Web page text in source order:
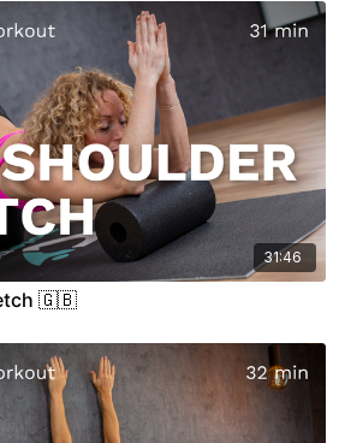
Tutorials benötigst du eine Matte
vor der Ausübung dieses Tutorials
um Verletzungen zu vermeiden und
benötigt nicht nur Training
Zeit und Geduld, daher versuche bitte
deinen Körper zu sehr zu pushen.
Schmerzen eintreten, konsultierte bitte
medizinischen Rat ein.
31:46
🇬🇧